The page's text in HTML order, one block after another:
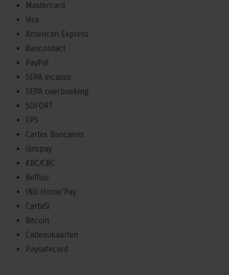
Mastercard
Visa
American Express
Bancontact
PayPal
SEPA incasso
SEPA overboeking
SOFORT
EPS
Cartes Bancaires
Giropay
KBC/CBC
Belfius
ING Home’Pay
CartaSi
Bitcoin
Cadeaukaarten
Paysafecard